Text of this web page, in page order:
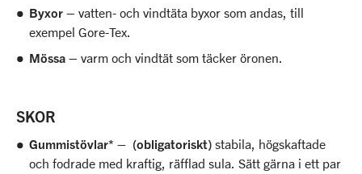
Byxor – vatten- och vindtäta byxor som andas, till
exempel Gore-Tex.
Mössa – varm och vindtät som täcker öronen.
SKOR
Gummistövlar* – (obligatoriskt) stabila, högskaftade
och fodrade med kraftig, räfflad sula. Sätt gärna i ett par